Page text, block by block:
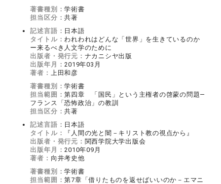
著書種別：学術書
担当区分：共著
記述言語： 日本語
タイトル：われわれはどんな「世界」を生きているのか
ー来るべき人文学のために
出版者・発行元： ナカニシヤ出版
出版年月：2019年03月
著者： 上田和彦
著書種別：学術書
担当範囲：第四章 「国民」という主権者の啓蒙の問題—
フランス「恐怖政治」の教訓
担当区分：共著
記述言語： 日本語
タイトル：
『人間の光と闇－キリスト教の視点から』
出版者・発行元： 関西学院大学出版会
出版年月：2010年09月
著者： 向井考史他
著書種別：学術書
担当範囲：第7章「借りたものを返せばいいのか－エマニ